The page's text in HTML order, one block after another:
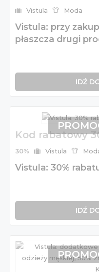
Vistula Moda
Vistula: przy
płaszcza drugi
IDŹ
Kod rabatowy
30% Vistula
Vistula: 30%
IDŹ